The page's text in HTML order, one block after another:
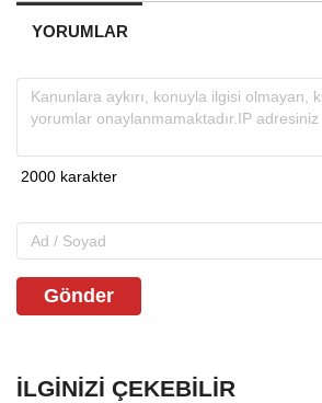
YORUMLAR
Gönder
İLGINIZI ÇEKEBILIR